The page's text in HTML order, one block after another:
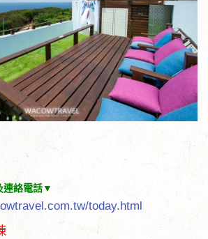
連絡電話▼
today.html